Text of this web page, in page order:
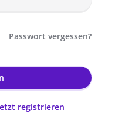
Passwort vergessen?
registrieren